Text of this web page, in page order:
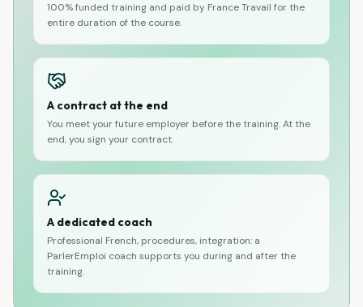
100% funded training and paid by France Travail for the
entire duration of the course.
A contract at the end
You meet your future employer before the training. At the
end, you sign your contract.
A dedicated coach
Professional French, procedures, integration: a
ParlerEmploi coach supports you during and after the
training.